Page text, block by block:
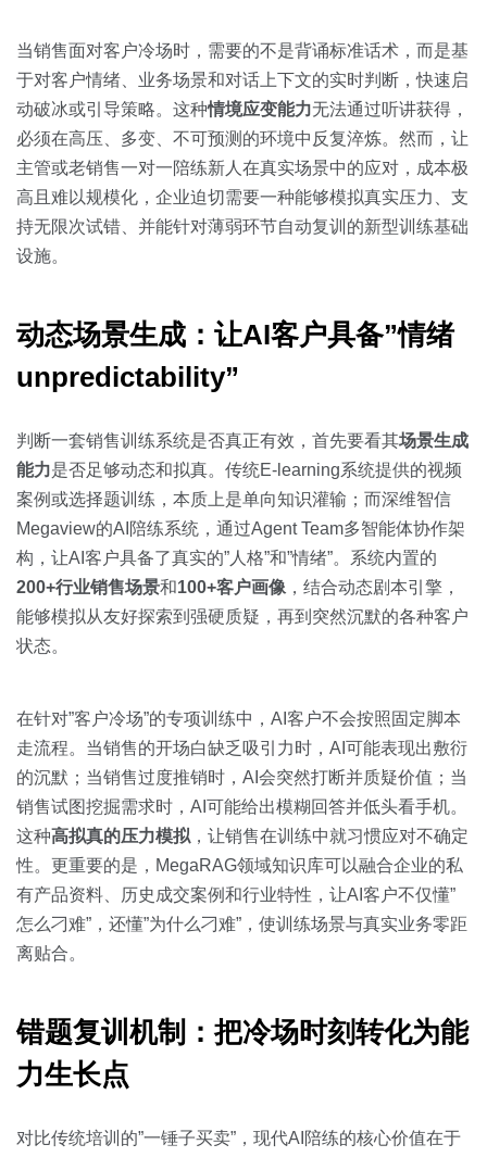
当销售面对客户冷场时，需要的不是背诵标准话术，而是基
于对客户情绪、业务场景和对话上下文的实时判断，快速启
动破冰或引导策略。这种情境应变能力无法通过听讲获得，
必须在高压、多变、不可预测的环境中反复淬炼。然而，让
主管或老销售一对一陪练新人在真实场景中的应对，成本极
高且难以规模化，企业迫切需要一种能够模拟真实压力、支
持无限次试错、并能针对薄弱环节自动复训的新型训练基础
设施。
动态场景生成：让AI客户具备”情绪
unpredictability”
判断一套销售训练系统是否真正有效，首先要看其场景生成
能力是否足够动态和拟真。传统E-learning系统提供的视频
案例或选择题训练，本质上是单向知识灌输；而深维智信
Megaview的AI陪练系统，通过Agent Team多智能体协作架
构，让AI客户具备了真实的”人格”和”情绪”。系统内置的
200+行业销售场景和100+客户画像 ，结合动态剧本引擎，
能够模拟从友好探索到强硬质疑，再到突然沉默的各种客户
状态。
在针对”客户冷场”的专项训练中，AI客户不会按照固定脚本
走流程。当销售的开场白缺乏吸引力时，AI可能表现出敷衍
的沉默；当销售过度推销时，AI会突然打断并质疑价值；当
销售试图挖掘需求时，AI可能给出模糊回答并低头看手机。
这种高拟真的压力模拟 ，让销售在训练中就习惯应对不确定
性。更重要的是，MegaRAG领域知识库可以融合企业的私
有产品资料、历史成交案例和行业特性，让AI客户不仅懂”
怎么刁难”，还懂”为什么刁难”，使训练场景与真实业务零距
离贴合。
错题复训机制：把冷场时刻转化为能
力生长点
对比传统培训的”一锤子买卖”，现代AI陪练的核心价值在于